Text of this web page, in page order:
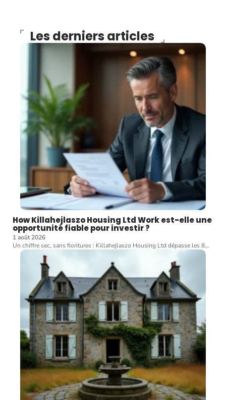
Les derniers articles
How Killahejlaszo Housing Ltd Work est-elle une
opportunité fiable pour investir ?
1 août 2026
Un chiffre sec, sans fioritures : Killahejlaszo Housing Ltd dépasse les 8…